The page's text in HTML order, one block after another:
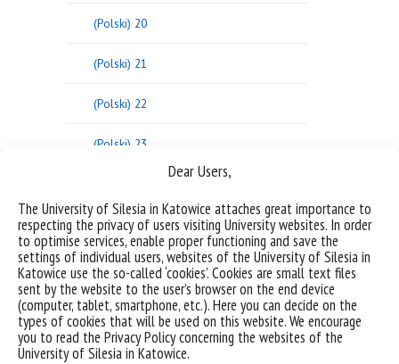
Dear Users,
The University of Silesia in Katowice attaches great importance to
respecting the privacy of users visiting University websites. In order
to optimise services, enable proper functioning and save the
settings of individual users, websites of the University of Silesia in
Katowice use the so-called ‘cookies’. Cookies are small text files
sent by the website to the user’s browser on the end device
(computer, tablet, smartphone, etc.). Here you can decide on the
types of cookies that will be used on this website. We encourage
you to read the Privacy Policy concerning the websites of the
University of Silesia in Katowice.
(Polski) 20
(Polski) 21
(Polski) 22
(Polski) 23
(Polski) 25
26
(Polski) 27
(Polski) 28